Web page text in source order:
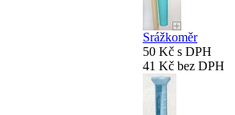
Srážkoměr
50 Kč s DPH
41 Kč bez DPH